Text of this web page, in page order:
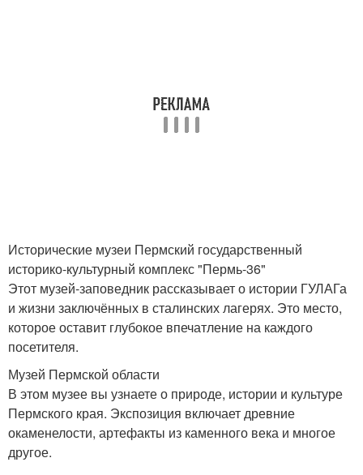
Исторические музеи Пермский государственный
историко-культурный комплекс "Пермь-36"
Этот музей-заповедник рассказывает о истории ГУЛАГа
и жизни заключённых в сталинских лагерях. Это место,
которое оставит глубокое впечатление на каждого
посетителя.
Музей Пермской области
В этом музее вы узнаете о природе, истории и культуре
Пермского края. Экспозиция включает древние
окаменелости, артефакты из каменного века и многое
другое.